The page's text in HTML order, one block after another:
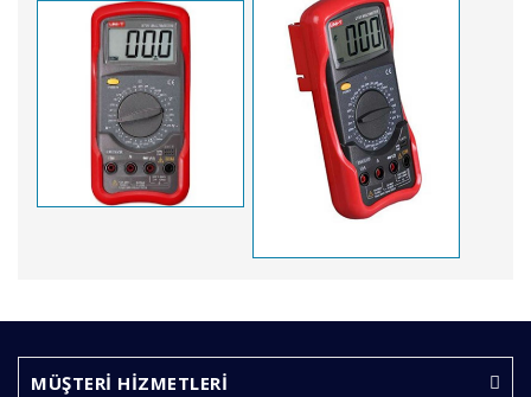
formunu kullanarak tarafımıza iletebilirsiniz.
Görüş ve önerileriniz için teşekkür ederiz.
MÜŞTERİ HİZMETLERİ